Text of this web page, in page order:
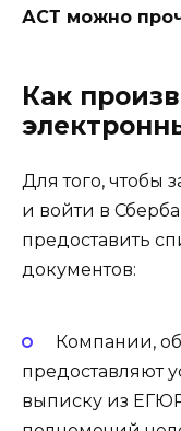
АСТ можно
Как
Для того, чтобы
и войти в
предоставить
документов:
Компании,
предоставляют
выписку из